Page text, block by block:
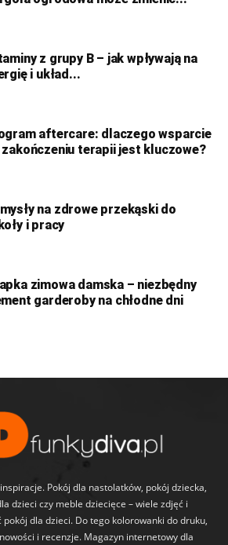
z grupy B – jak wpływają na
i układ...
aftercare: dlaczego wsparcie
zakończeniu terapii jest kluczowe?
na zdrowe przekąski do
i pracy
zimowa damska – niezbędny
garderoby na chłodne dni
Pokój dla nastolatków, pokój dziecka,
dzieci czy meble dziecięce – wiele zdjęć i
pokój dla dzieci. Do tego kolorowanki do druku,
i recenzje. Magazyn internetowy dla